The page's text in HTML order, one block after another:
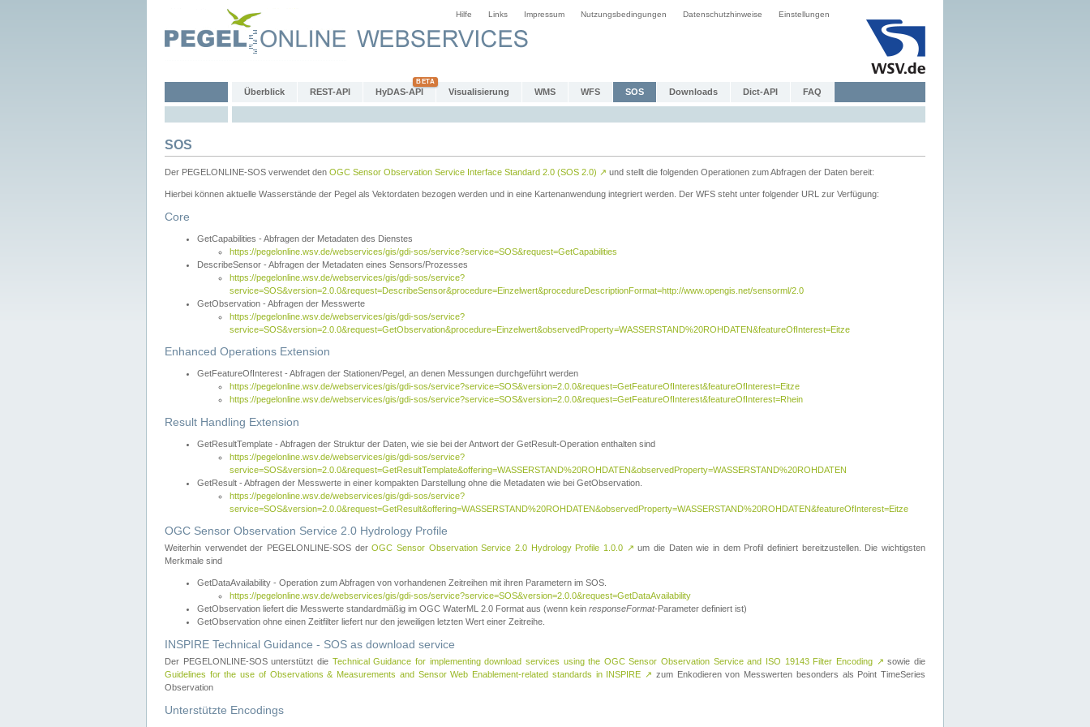
Hilfe Links Impressum Nutzungsbedingungen Datenschutzhinweise Einstellungen
Überblick REST-API HyDAS-API Visualisierung WMS WFS SOS Downloads Dict-API FAQ
SOS
Der PEGELONLINE-SOS verwendet den OGC Sensor Observation Service Interface Standard 2.0 (SOS 2.0) ↗ und stellt die folgenden Operationen zum Abfragen der Daten bereit:
Hierbei können aktuelle Wasserstände der Pegel als Vektordaten bezogen werden und in eine Kartenanwendung integriert werden. Der WFS steht unter folgender URL zur Verfügung:
Core
GetCapabilities - Abfragen der Metadaten des Dienstes
https://pegelonline.wsv.de/webservices/gis/gdi-sos/service?service=SOS&request=GetCapabilities
DescribeSensor - Abfragen der Metadaten eines Sensors/Prozesses
https://pegelonline.wsv.de/webservices/gis/gdi-sos/service?
service=SOS&version=2.0.0&request=DescribeSensor&procedure=Einzelwert&procedureDescriptionFormat=http://www.opengis.net/sensorml/2.0
GetObservation - Abfragen der Messwerte
https://pegelonline.wsv.de/webservices/gis/gdi-sos/service?
service=SOS&version=2.0.0&request=GetObservation&procedure=Einzelwert&observedProperty=WASSERSTAND%20ROHDATEN&featureOfInterest=Eitze
Enhanced Operations Extension
GetFeatureOfInterest - Abfragen der Stationen/Pegel, an denen Messungen durchgeführt werden
https://pegelonline.wsv.de/webservices/gis/gdi-sos/service?service=SOS&version=2.0.0&request=GetFeatureOfInterest&featureOfInterest=Eitze
https://pegelonline.wsv.de/webservices/gis/gdi-sos/service?service=SOS&version=2.0.0&request=GetFeatureOfInterest&featureOfInterest=Rhein
Result Handling Extension
GetResultTemplate - Abfragen der Struktur der Daten, wie sie bei der Antwort der GetResult-Operation enthalten sind
https://pegelonline.wsv.de/webservices/gis/gdi-sos/service?
service=SOS&version=2.0.0&request=GetResultTemplate&offering=WASSERSTAND%20ROHDATEN&observedProperty=WASSERSTAND%20ROHDATEN
GetResult - Abfragen der Messwerte in einer kompakten Darstellung ohne die Metadaten wie bei GetObservation.
https://pegelonline.wsv.de/webservices/gis/gdi-sos/service?
service=SOS&version=2.0.0&request=GetResult&offering=WASSERSTAND%20ROHDATEN&observedProperty=WASSERSTAND%20ROHDATEN&featureOfInterest=Eitze
OGC Sensor Observation Service 2.0 Hydrology Profile
Weiterhin verwendet der PEGELONLINE-SOS derOGC Sensor Observation Service 2.0 Hydrology Profile 1.0.0 ↗ um die Daten wie in dem Profil definiert bereitzustellen. Die wichtigsten
Merkmale sind
GetDataAvailability - Operation zum Abfragen von vorhandenen Zeitreihen mit ihren Parametern im SOS.
https://pegelonline.wsv.de/webservices/gis/gdi-sos/service?service=SOS&version=2.0.0&request=GetDataAvailability
GetObservation liefert die Messwerte standardmäßig im OGC WaterML 2.0 Format aus (wenn kein responseFormat-Parameter definiert ist)
GetObservation ohne einen Zeitfilter liefert nur den jeweiligen letzten Wert einer Zeitreihe.
INSPIRE Technical Guidance - SOS as download service
Der PEGELONLINE-SOS unterstützt die Technical Guidance for implementing download services using the OGC Sensor Observation Service and ISO 19143 Filter Encoding ↗ sowie die
Guidelines for the use of Observations & Measurements and Sensor Web Enablement-related standards in INSPIRE ↗ zum Enkodieren von Messwerten besonders als Point TimeSeries
Observation
Unterstützte Encodings